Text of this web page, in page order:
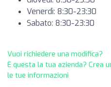
Venerdì: 8:30-23:30
Sabato: 8:30-23:30
Vuoi richiedere una modifica?
È questa la tua azienda? Crea
le tue informazioni